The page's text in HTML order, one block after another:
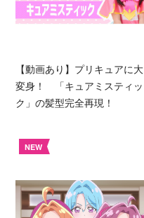
【動画あり】プリキュアに大
変身！ 「キュアミスティッ
ク」の髪型完全再現！
NEW